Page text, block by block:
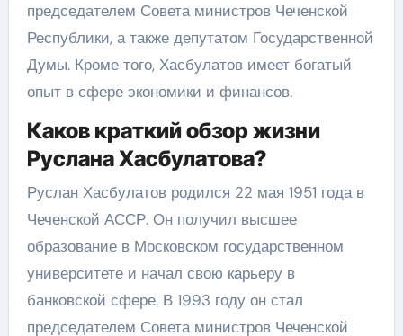
председателем Совета министров Чеченской
Республики, а также депутатом Государственной
Думы. Кроме того, Хасбулатов имеет богатый
опыт в сфере экономики и финансов.
Каков краткий обзор жизни
Руслана Хасбулатова?
Руслан Хасбулатов родился 22 мая 1951 года в
Чеченской АССР. Он получил высшее
образование в Московском государственном
университете и начал свою карьеру в
банковской сфере. В 1993 году он стал
председателем Совета министров Чеченской